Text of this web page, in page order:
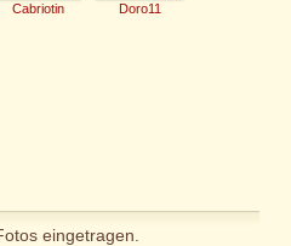
Cabriotin Doro11
eingetragen.